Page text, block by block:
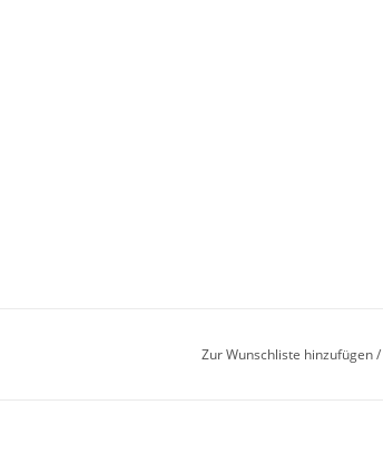
Zur Wunschliste hinzufügen/